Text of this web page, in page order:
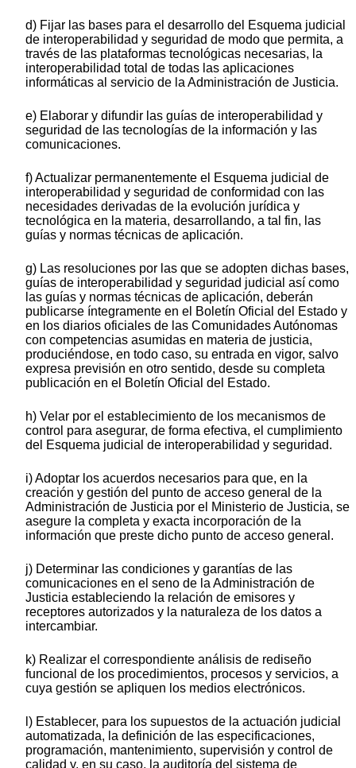
d) Fijar las bases para el desarrollo del Esquema judicial
de interoperabilidad y seguridad de modo que permita, a
través de las plataformas tecnológicas necesarias, la
interoperabilidad total de todas las aplicaciones
informáticas al servicio de la Administración de Justicia.
e) Elaborar y difundir las guías de interoperabilidad y
seguridad de las tecnologías de la información y las
comunicaciones.
f) Actualizar permanentemente el Esquema judicial de
interoperabilidad y seguridad de conformidad con las
necesidades derivadas de la evolución jurídica y
tecnológica en la materia, desarrollando, a tal fin, las
guías y normas técnicas de aplicación.
g) Las resoluciones por las que se adopten dichas bases,
guías de interoperabilidad y seguridad judicial así como
las guías y normas técnicas de aplicación, deberán
publicarse íntegramente en el Boletín Oficial del Estado y
en los diarios oficiales de las Comunidades Autónomas
con competencias asumidas en materia de justicia,
produciéndose, en todo caso, su entrada en vigor, salvo
expresa previsión en otro sentido, desde su completa
publicación en el Boletín Oficial del Estado.
h) Velar por el establecimiento de los mecanismos de
control para asegurar, de forma efectiva, el cumplimiento
del Esquema judicial de interoperabilidad y seguridad.
i) Adoptar los acuerdos necesarios para que, en la
creación y gestión del punto de acceso general de la
Administración de Justicia por el Ministerio de Justicia, se
asegure la completa y exacta incorporación de la
información que preste dicho punto de acceso general.
j) Determinar las condiciones y garantías de las
comunicaciones en el seno de la Administración de
Justicia estableciendo la relación de emisores y
receptores autorizados y la naturaleza de los datos a
intercambiar.
k) Realizar el correspondiente análisis de rediseño
funcional de los procedimientos, procesos y servicios, a
cuya gestión se apliquen los medios electrónicos.
l) Establecer, para los supuestos de la actuación judicial
automatizada, la definición de las especificaciones,
programación, mantenimiento, supervisión y control de
calidad y, en su caso, la auditoría del sistema de